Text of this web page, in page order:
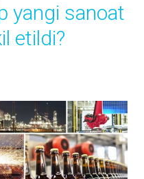
yangi sanoat
etildi?